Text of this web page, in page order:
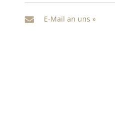
E-Mail an uns »